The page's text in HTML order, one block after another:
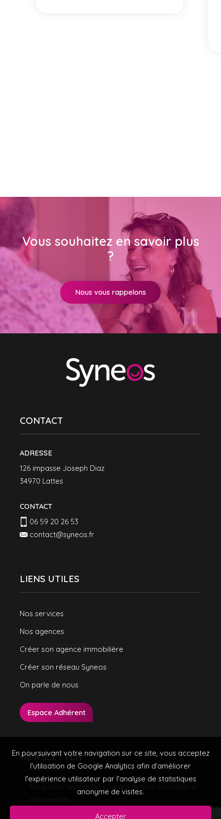
En poursuivant votre navigation sur ce site, vous acceptez
l'utilisation de Google Analytics afin d'améliorer
l'expérience utilisateur par l'analyse de statistiques
anonyme de visites.
Vous souhaitez en savoir plus
?
Nous vous rappelons
CONTACT
ADRESSE
126 impasse Joseph Diaz
34970 Lattes
CONTACT
06 59 20 26 53
contact@syneos.fr
LIENS UTILES
Nos services
Nos agences
Créer son agence immobilière
Créer son réseau Syneos
On parle de nous
Espace Adhérent
NEWSLETTER